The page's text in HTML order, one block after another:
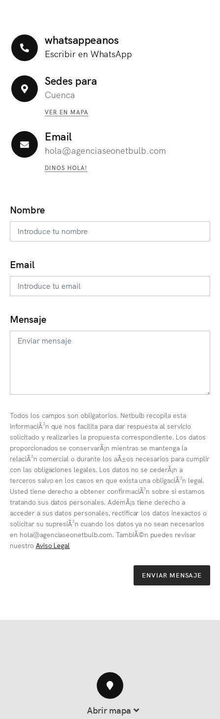
whatsappeanos
Escribir en WhatsApp
Sedes para
Cuenca
VER EN MAPA
Email
hola@agenciaseonetbulb.com
DINOS HOLA!
Nombre
Email
Mensaje
Todos los campos son obligatorios. Netbulb recopila esta
informaciÃ³n que nos facilita para dar respuesta al servicio
solicitado y realizarles la propuesta correspondiente. Los datos
proporcionados se conservarÃ¡n mientras se mantenga la
relaciÃ³n comercial o durante los aÃ±os necesarios para cumplir
con las obligaciones legales. Los datos no se cederÃ¡n a
terceros salvo en los casos en que exista una obligaciÃ³n legal.
Usted tiene derecho a obtener confirmaciÃ³n sobre si estamos
tratando sus datos personales. AdemÃ¡s tiene derecho a
acceder a sus datos personales, rectificar los datos inexactos o
solicitar su supresiÃ³n cuando los datos ya no sean necesarios
en hola@agenciaseonetbulb.com. TambiÃ©n puedes revisar
nuestro Aviso Legal
ENVIAR MENSAJE
Abrir mapa